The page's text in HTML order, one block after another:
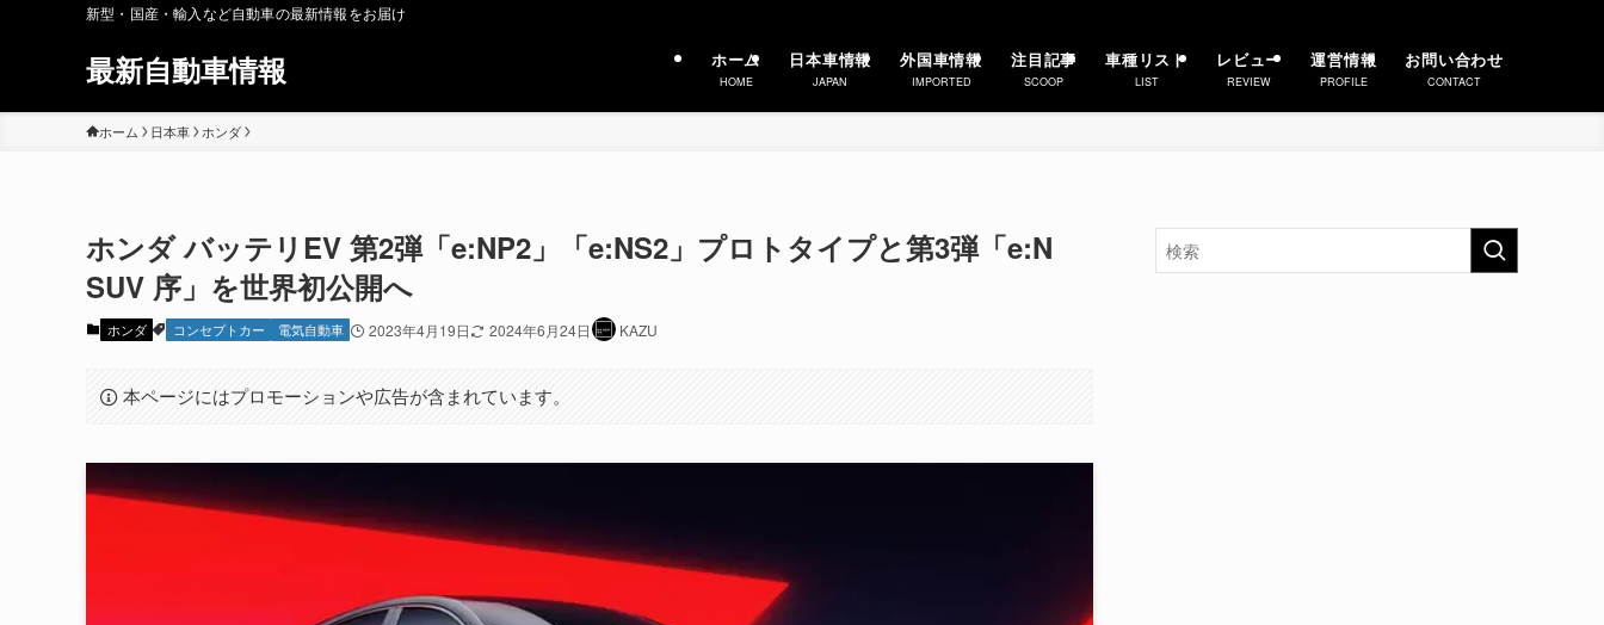
新型・国産・輸入など自動車の最新情報をお届け
最新自動車情報 ホーム
HOME
日本車情報
JAPAN
外国車情報
IMPORTED
注目記事
SCOOP
車種リスト
LIST
レビュー
REVIEW
運営情報
PROFILE
お問い合わせ
CONTACT
ホーム 日本車 ホンダ
ホンダ バッテリEV 第2弾「e:NP2」「e:NS2」プロトタイプと第3弾「e:N
SUV 序」を世界初公開へ
ホンダ コンセプトカー 電気自動車 2023年4月19日 2024年6月24日 KAZU
本ページにはプロモーションや広告が含まれています。